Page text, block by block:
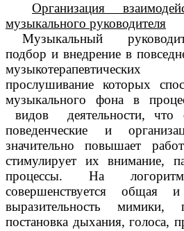
Организация
музыкального руководителя
Музыкальный
подбор и внедрение в
прослушивание которых
музыкального фона в
видов деятельности, что
поведенческие и
значительно повышает
стимулирует их внимание,
процессы. На
совершенствуется общая
выразительность мимики,
постановка дыхания, голоса,